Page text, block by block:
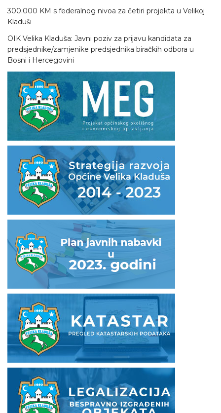
300.000 KM s federalnog nivoa za četiri projekta u Velikoj
Kladuši
OIK Velika Kladuša: Javni poziv za prijavu kandidata za
predsjednike/zamjenike predsjednika biračkih odbora u
Bosni i Hercegovini